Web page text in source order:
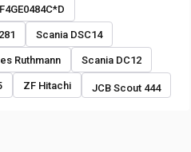
Scania DSC14
Ruthmann Scania DC12
ZF Hitachi JCB Scout 444